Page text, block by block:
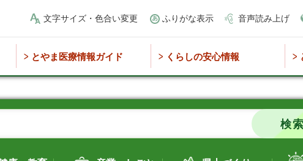
文字サイズ・色合い変更 ふりがな表示 音声読み上げ
とやま医療情報ガイド くらしの安心情報